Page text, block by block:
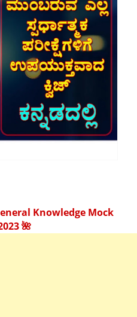
Knowledge Mock
🌺